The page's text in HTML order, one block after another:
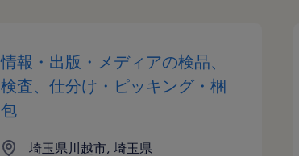
情報・出版・メディアの検品、
検査、仕分け・ピッキング・梱
包
埼玉県川越市, 埼玉県